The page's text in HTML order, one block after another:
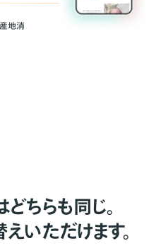
地消
ちらも同じ。
いただけます。